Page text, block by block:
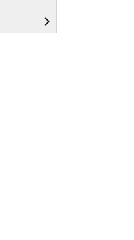
navigate_next